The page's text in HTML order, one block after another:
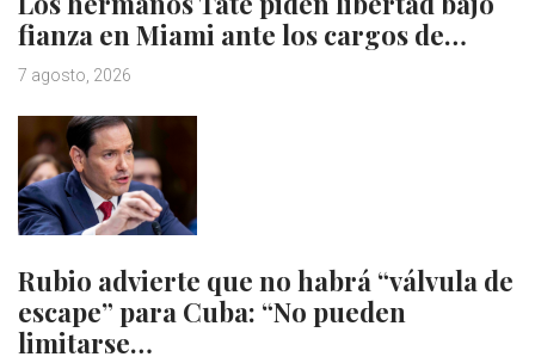
fianza en Miami ante los cargos de…
7 agosto, 2026
Rubio advierte que no habrá “válvula de
escape” para Cuba: “No pueden
limitarse…